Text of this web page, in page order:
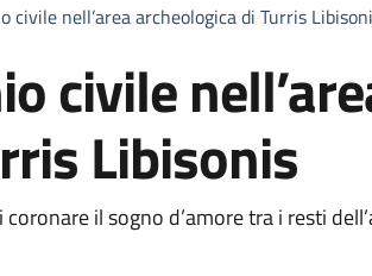
civile nell’area archeologica di Turris
civile
Libisonis
il sogno d’amore tra i resti